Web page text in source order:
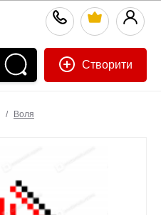
Створити
/ Воля